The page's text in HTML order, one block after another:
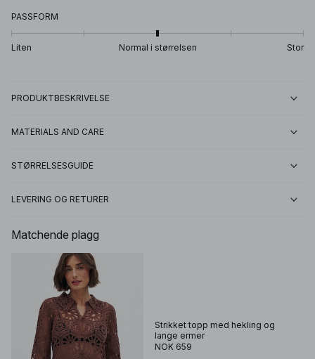
PASSFORM
Liten Normal i størrelsen Stor
PRODUKTBESKRIVELSE
MATERIALS AND CARE
STØRRELSESGUIDE
LEVERING OG RETURER
Matchende plagg
Strikket topp med hekling og
lange ermer
NOK 659